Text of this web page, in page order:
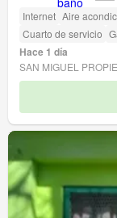
Internet Aire
Cuarto de servicio
Hace 1 día
SAN MIGUEL